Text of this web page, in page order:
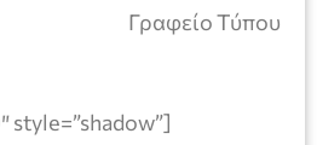
Γραφείο Τύπου
style=”shadow”]